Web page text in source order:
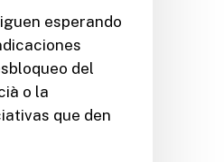
esperando
del
o la
que den